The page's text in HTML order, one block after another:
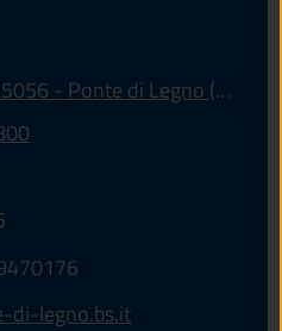
- Ponte di Legno (BS)
di-legno.bs.it